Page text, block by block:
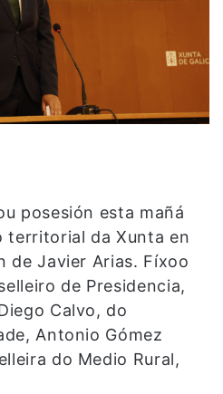
posesión esta mañá
territorial da Xunta en
de Javier Arias. Fíxoo
de Presidencia,
Calvo, do
Antonio Gómez
do Medio Rural,